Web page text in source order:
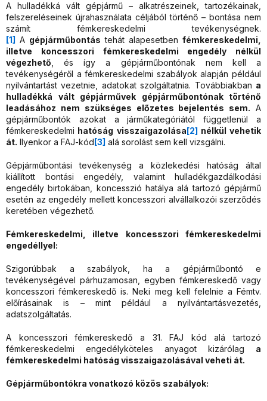
A hulladékká vált gépjármű – alkatrészeinek, tartozékainak,
felszereléseinek újrahasználata céljából történő – bontása nem
számít fémkereskedelmi tevékenységnek.
[1] A gépjárműbontás tehát alapesetben fémkereskedelmi,
illetve koncesszori fémkereskedelmi engedély nélkül
végezhető , és így a gépjárműbontónak nem kell a
tevékenységéről a fémkereskedelmi szabályok alapján például
nyilvántartást vezetnie, adatokat szolgáltatnia. Továbbiakban a
hulladékká vált gépjárművek gépjárműbontónak történő
leadásához nem szükséges előzetes bejelentés sem. A
gépjárműbontók azokat a járműkategóriától függetlenül a
fémkereskedelmi hatóság visszaigazolása[2] nélkül vehetik
át. Ilyenkor a FAJ-kód [3] alá sorolást sem kell vizsgálni.
Gépjárműbontási tevékenység a közlekedési hatóság által
kiállított bontási engedély, valamint hulladékgazdálkodási
engedély birtokában, koncesszió hatálya alá tartozó gépjármű
esetén az engedély mellett koncesszori alvállalkozói szerződés
keretében végezhető.
Fémkereskedelmi, illetve koncesszori fémkereskedelmi
engedéllyel:
Szigorúbbak a szabályok, ha a gépjárműbontó e
tevékenységével párhuzamosan, egyben fémkereskedő vagy
koncesszori fémkereskedő is. Neki meg kell felelnie a Fémtv.
előírásainak is – mint például a nyilvántartásvezetés,
adatszolgáltatás.
A koncesszori fémkereskedő a 31. FAJ kód alá tartozó
fémkereskedelmi engedélyköteles anyagot kizárólag a
fémkereskedelmi hatóság visszaigazolásával veheti át.
Gépjárműbontókra vonatkozó közös szabályok: